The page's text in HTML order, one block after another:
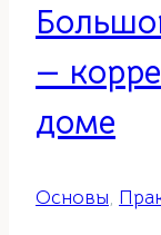
—
доме
Основы,